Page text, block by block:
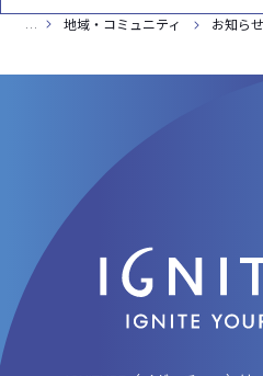
地域・コミュニティ お知ら